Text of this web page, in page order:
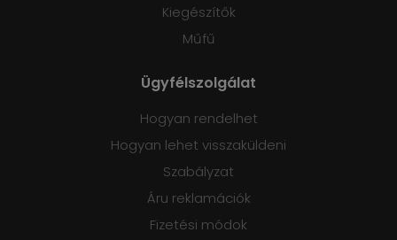
Kiegészítők
Műfű
Ügyfélszolgálat
Hogyan rendelhet
Hogyan lehet visszaküldeni
Szabályzat
Áru reklamációk
Fizetési módok